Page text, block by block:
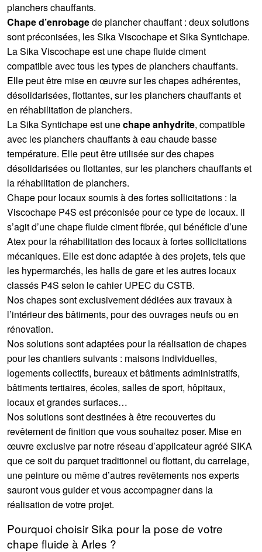
planchers chauffants.
Chape d’enrobagede plancher chauffant : deux solutions
sont préconisées, les Sika Viscochape et Sika Syntichape.
La Sika Viscochape est une chape fluide ciment
compatible avec tous les types de planchers chauffants.
Elle peut être mise en œuvre sur les chapes adhérentes,
désolidarisées, flottantes, sur les planchers chauffants et
en réhabilitation de planchers.
La Sika Syntichape est unechape anhydrite, compatible
avec les planchers chauffants à eau chaude basse
température. Elle peut être utilisée sur des chapes
désolidarisées ou flottantes, sur les planchers chauffants et
la réhabilitation de planchers.
Chape pour locaux soumis à des fortes sollicitations : la
Viscochape P4S est préconisée pour ce type de locaux. Il
s’agit d’une chape fluide ciment fibrée, qui bénéficie d’une
Atex pour la réhabilitation des locaux à fortes sollicitations
mécaniques. Elle est donc adaptée à des projets, tels que
les hypermarchés, les halls de gare et les autres locaux
classés P4S selon le cahier UPEC du CSTB.
Nos chapes sont exclusivement dédiées aux travaux à
l’intérieur des bâtiments, pour des ouvrages neufs ou en
rénovation.
Nos solutions sont adaptées pour la réalisation de chapes
pour les chantiers suivants : maisons individuelles,
logements collectifs, bureaux et bâtiments administratifs,
bâtiments tertiaires, écoles, salles de sport, hôpitaux,
locaux et grandes surfaces…
Nos solutions sont destinées à être recouvertes du
revêtement de finition que vous souhaitez poser. Mise en
œuvre exclusive par notre réseau d’applicateur agréé SIKA
que ce soit du parquet traditionnel ou flottant, du carrelage,
une peinture ou même d’autres revêtements nos experts
sauront vous guider et vous accompagner dans la
réalisation de votre projet.
Pourquoi choisir Sika pour la pose de votre
chape fluide à Arles ?